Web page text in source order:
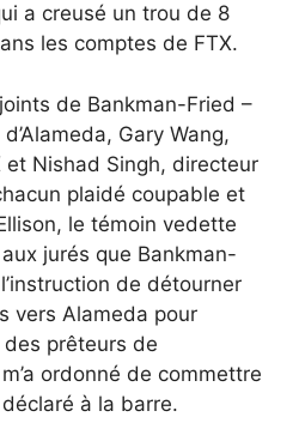
a creusé un trou de 8
les comptes de FTX.
de Bankman-Fried –
Gary Wang,
Nishad Singh, directeur
plaidé coupable et
le témoin vedette
jurés que Bankman-
de détourner
vers Alameda pour
prêteurs de
ordonné de commettre
à la barre.